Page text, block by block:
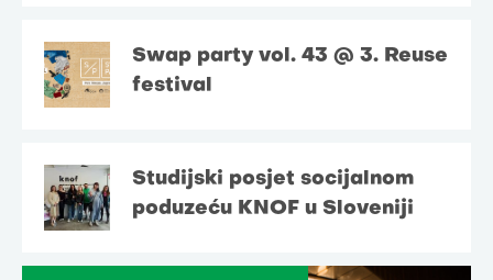
Swap party vol. 43 @ 3. Reuse
festival
Studijski posjet socijalnom
poduzeću KNOF u Sloveniji